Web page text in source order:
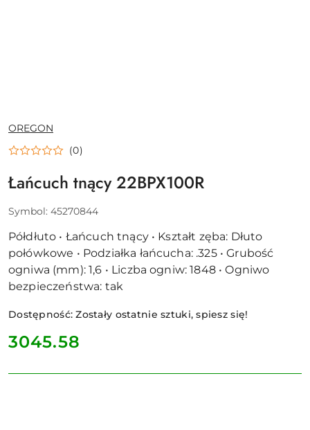
NAZWA
PRODUCENTA:
OREGON
(0)
Łańcuch tnący 22BPX100R
Symbol: 45270844
Półdłuto • Łańcuch tnący • Kształt zęba: Dłuto
połówkowe • Podziałka łańcucha: .325 • Grubość
ogniwa (mm): 1,6 • Liczba ogniw: 1848 • Ogniwo
bezpieczeństwa: tak
Dostępność:Zostały ostatnie sztuki, spiesz się!
cena:
3045.58